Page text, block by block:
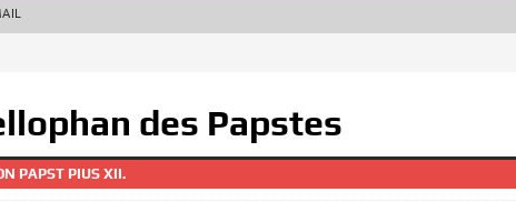
des Papstes
PAPST PIUS XII.